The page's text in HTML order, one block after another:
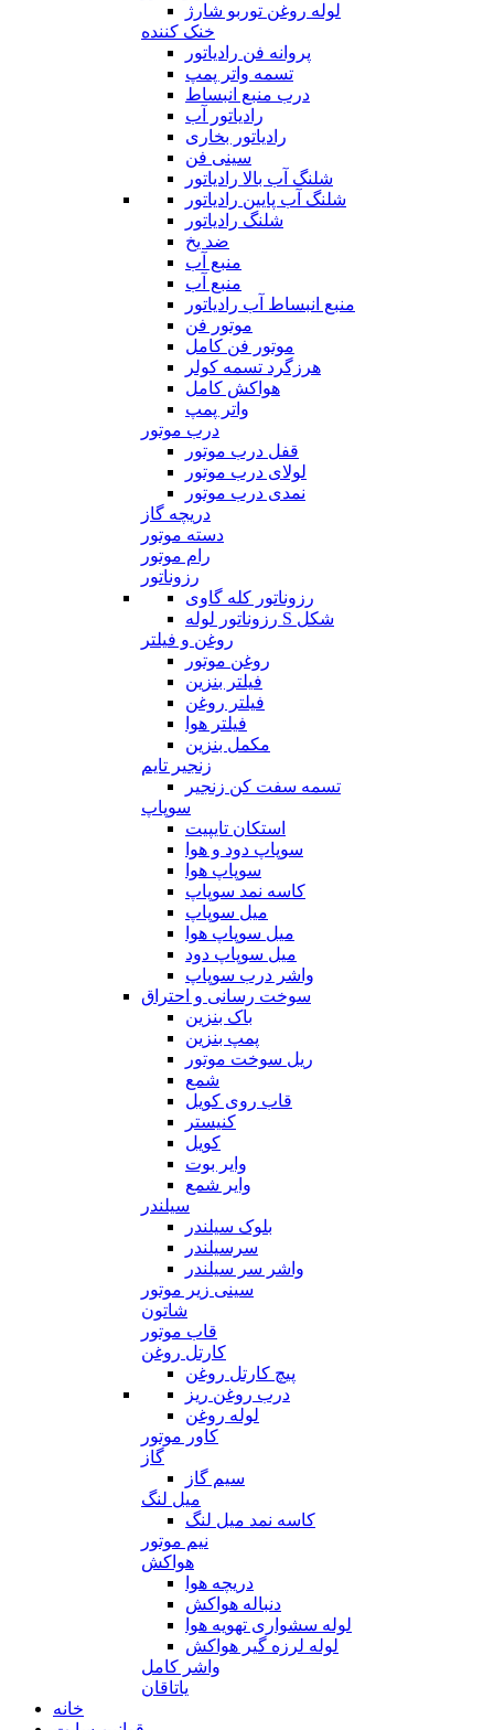
لوله روغن توربو شارژ
خنک کننده
پروانه فن رادیاتور
تسمه واتر پمپ
درب منبع انبساط
رادیاتور آب
رادیاتور بخاری
سینی فن
شلنگ آب بالا رادیاتور
شلنگ آب پایین رادیاتور
شلنگ رادیاتور
ضد یخ
منبع آب
منبع آب
منبع انبساط آب رادیاتور
موتور فن
موتور فن کامل
هرزگرد تسمه کولر
هواکش کامل
واتر پمپ
درب موتور
قفل درب موتور
لولای درب موتور
نمدی درب موتور
دریچه گاز
دسته موتور
رام موتور
رزوناتور
رزوناتور کله گاوی
رزوناتور لوله S شکل
روغن و فیلتر
روغن موتور
فیلتر بنزین
فیلتر روغن
فیلتر هوا
مکمل بنزین
زنجیر تایم
تسمه سفت کن زنجیر
سوپاپ
استکان تایپیت
سوپاپ دود و هوا
سوپاپ هوا
کاسه نمد سوپاپ
میل سوپاپ
میل سوپاپ هوا
میل سوپاپ دود
واشر درب سوپاپ
سوخت رسانی و احتراق
باک بنزین
پمپ بنزین
ریل سوخت موتور
شمع
قاب روی کویل
کنیستر
کویل
وایر بوت
وایر شمع
سیلندر
بلوک سیلندر
سرسیلندر
واشر سر سیلندر
سینی زیر موتور
شاتون
قاب موتور
کارتل روغن
پیچ کارتل روغن
درب روغن ریز
لوله روغن
کاور موتور
گاز
سیم گاز
میل لنگ
کاسه نمد میل لنگ
نیم موتور
هواکش
دریچه هوا
دنباله هواکش
لوله سشواری تهویه هوا
لوله لرزه گیر هواکش
واشر کامل
یاتاقان
خانه